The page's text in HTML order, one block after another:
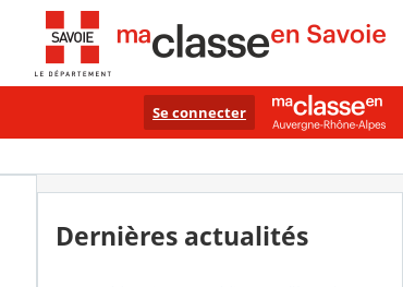
Se connecter
Dernières actualités